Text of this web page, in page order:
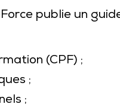
publie un
(CPF) ;
;
;